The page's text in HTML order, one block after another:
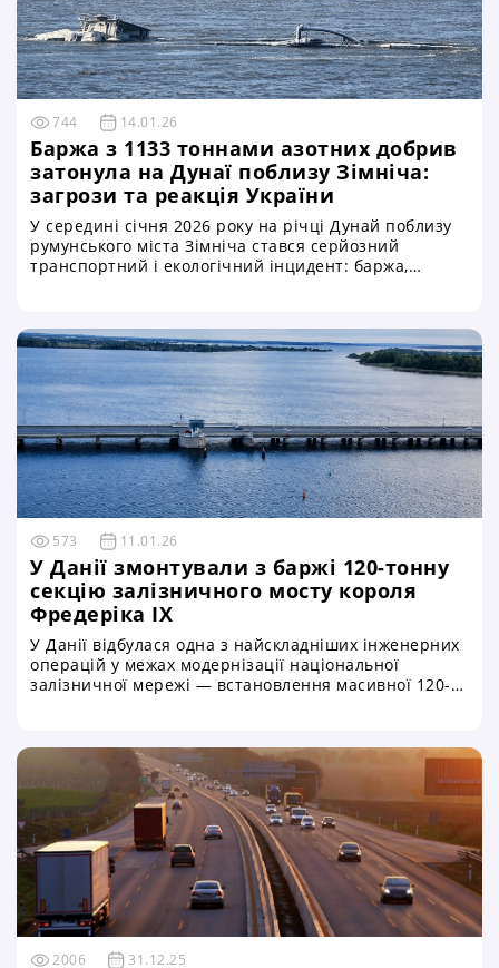
744 14.01.26
Баржа з 1133 тоннами азотних добрив
затонула на Дунаї поблизу Зімніча:
загрози та реакція України
У середині січня 2026 року на річці Дунай поблизу
румунського міста Зімніча стався серйозний
транспортний і екологічний інцидент: баржа,
загрозу забруднення однієї з головних водних
артерій Європи
573 11.01.26
У Данії змонтували з баржі 120-тонну
секцію залізничного мосту короля
Фредеріка IX
У Данії відбулася одна з найскладніших інженерних
операцій у межах модернізації національної
залізничної мережі — встановлення масивної 120-
символом поєднання класичних мостобудівних
традицій та сучасних технологій, що визначають
майбутнє європейської транспортної
інфраструктури
2006 31.12.25